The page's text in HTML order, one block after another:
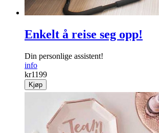
Enkelt å reise seg opp!
Din personlige assistent!
info
kr1199
Kjøp